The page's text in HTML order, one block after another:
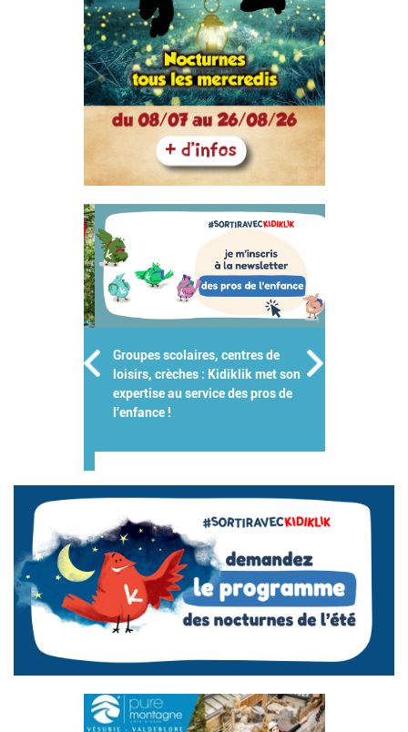
Groupes scolaires, centres de
loisirs, crèches : Kidiklik met son
expertise au service des pros de
l'enfance !